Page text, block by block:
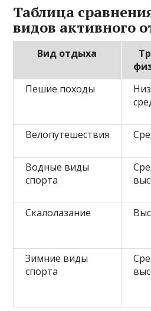
Таблица
видов активного
Вид отдыха
Пешие походы
Велопутешествия
Водные виды
спорта
Скалолазание
Зимние виды
спорта